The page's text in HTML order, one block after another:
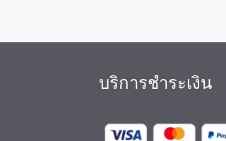
บริการชำระเงิน